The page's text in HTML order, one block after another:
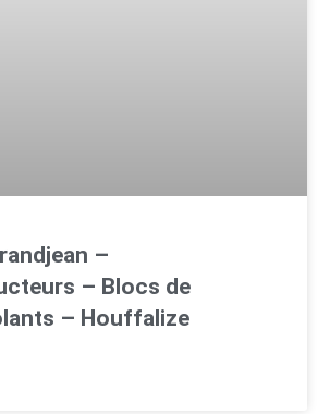
–
– Blocs de
– Houffalize